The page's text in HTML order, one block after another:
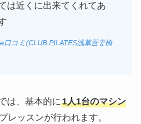
は近くに出来てくれてあ
口コミ(CLUB PILATES浅草吾妻橋
は、基本的に1人1台のマシン
レッスンが行われます。